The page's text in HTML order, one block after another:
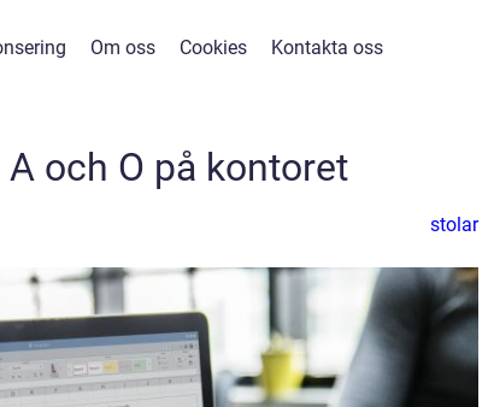
Om oss Cookies Kontakta oss
och O på kontoret
stolar